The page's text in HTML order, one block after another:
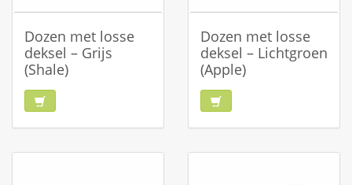
Dozen met losse
deksel – Grijs
(Shale)
Dozen met losse
deksel – Lichtgroen
(Apple)